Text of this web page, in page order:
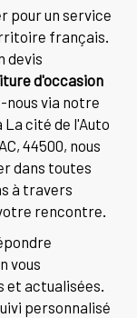
pour un service
français.
devis
d'occasion
via notre
cité de l'Auto
44500, nous
dans toutes
à travers
rencontre.
vous
et actualisées.
personnalisé